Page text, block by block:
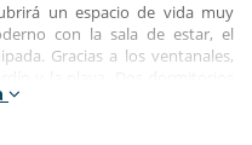
un espacio de vida muy
con la sala de estar, el
Gracias a los ventanales,
están arriba. Todas las